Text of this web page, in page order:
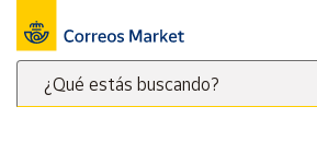
¿Qué estás buscando?
Menú
Nuestro
catálogo